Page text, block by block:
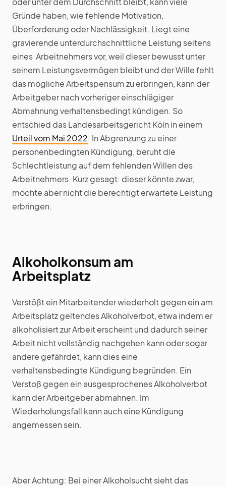
Gründe haben, wie fehlende Motivation,
Überforderung oder Nachlässigkeit. Liegt eine
gravierende unterdurchschnittliche Leistung seitens
eines Arbeitnehmers vor, weil dieser bewusst unter
seinem Leistungsvermögen bleibt und der Wille fehlt
das mögliche Arbeitspensum zu erbringen, kann der
Arbeitgeber nach vorheriger einschlägiger
Abmahnung verhaltensbedingt kündigen. So
entschied das Landesarbeitsgericht Köln in einem
Urteil vom Mai 2022. In Abgrenzung zu einer
personenbedingten Kündigung, beruht die
Schlechtleistung auf dem fehlenden Willen des
Arbeitnehmers. Kurz gesagt: dieser könnte zwar,
möchte aber nicht die berechtigt erwartete Leistung
erbringen.
Alkoholkonsum am
Arbeitsplatz
Verstößt ein Mitarbeitender wiederholt gegen ein am
Arbeitsplatz geltendes Alkoholverbot, etwa indem er
alkoholisiert zur Arbeit erscheint und dadurch seiner
Arbeit nicht vollständig nachgehen kann oder sogar
andere gefährdet, kann dies eine
verhaltensbedingte Kündigung begründen. Ein
Verstoß gegen ein ausgesprochenes Alkoholverbot
kann der Arbeitgeber abmahnen. Im
Wiederholungsfall kann auch eine Kündigung
angemessen sein.
Aber Achtung: Bei einer Alkoholsucht sieht das